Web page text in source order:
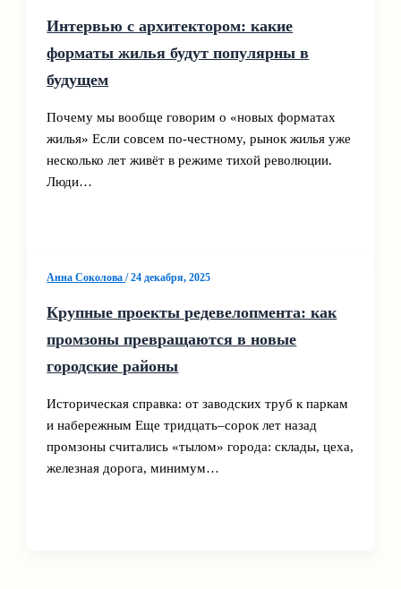
Интервью с архитектором: какие
форматы жилья будут популярны в
будущем
Почему мы вообще говорим о «новых форматах
жилья» Если совсем по‑честному, рынок жилья уже
несколько лет живёт в режиме тихой революции.
Люди…
Анна Соколова/24 декабря, 2025
Крупные проекты редевелопмента: как
промзоны превращаются в новые
городские районы
Историческая справка: от заводских труб к паркам
и набережным Еще тридцать–сорок лет назад
промзоны считались «тылом» города: склады, цеха,
железная дорога, минимум…